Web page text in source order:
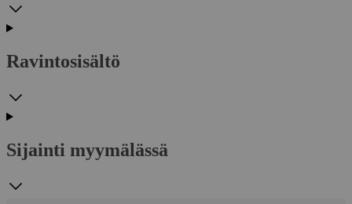
Ravintosisältö
Sijainti myymälässä